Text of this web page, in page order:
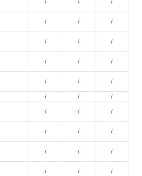
/ / /
/ / /
/ / /
/ / /
/ / /
/ /
/
/ / /
/ / /
/ / /
/ / /